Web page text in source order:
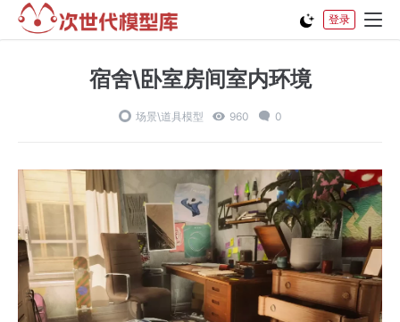
登录
宿舍\卧室房间室内环境
场景\道具模型 960 0